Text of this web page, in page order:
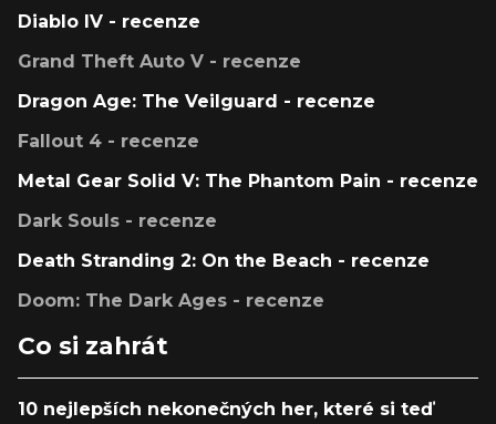
Diablo IV - recenze
Grand Theft Auto V - recenze
Dragon Age: The Veilguard - recenze
Fallout 4 - recenze
Metal Gear Solid V: The Phantom Pain - recenze
Dark Souls - recenze
Death Stranding 2: On the Beach - recenze
Doom: The Dark Ages - recenze
Co si zahrát
10 nejlepších nekonečných her, které si teď